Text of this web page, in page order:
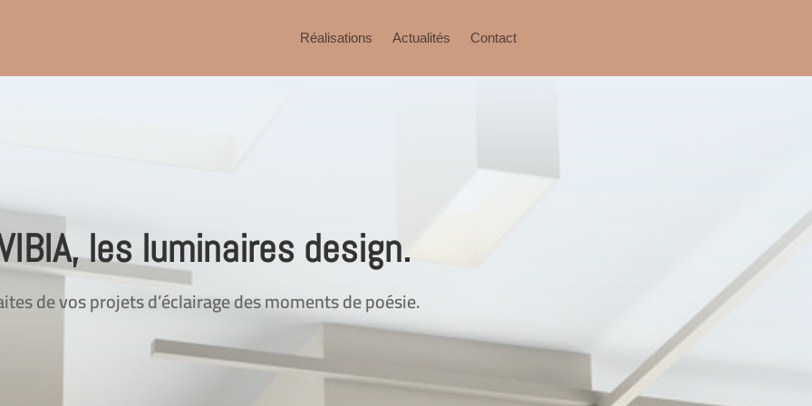
Réalisations Actualités Contact
les luminaires design.
de vos projets d’éclairage des moments de poésie.